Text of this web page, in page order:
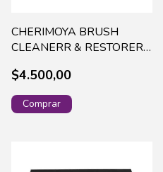
CHERIMOYA BRUSH
CLEANERR & RESTORER
$4.500,00